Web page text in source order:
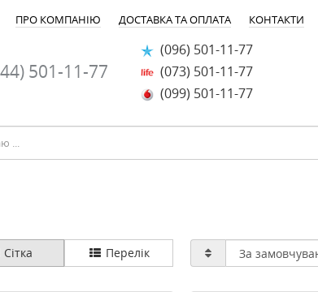
ПРО КОМПАНІЮ ДОСТАВКА ТА ОПЛАТА КОНТАКТИ
501-11-77
(096) 501-11-77
(073) 501-11-77
(099) 501-11-77
Сітка Перелік